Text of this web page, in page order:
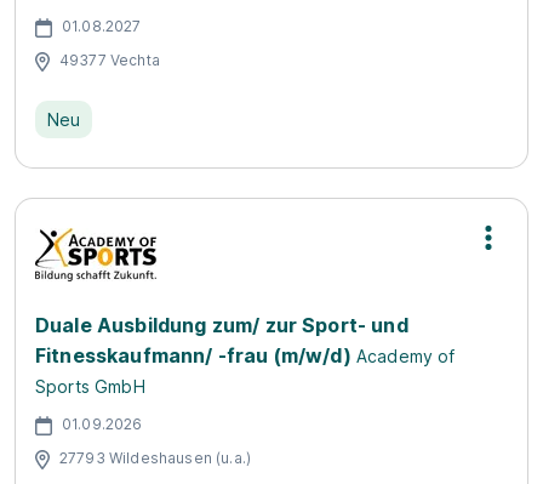
01.08.2027
49377 Vechta
Neu
Duale Ausbildung zum/ zur Sport- und
Fitnesskaufmann/ -frau (m/w/d) Academy of
Sports GmbH
01.09.2026
27793 Wildeshausen (u.a.)